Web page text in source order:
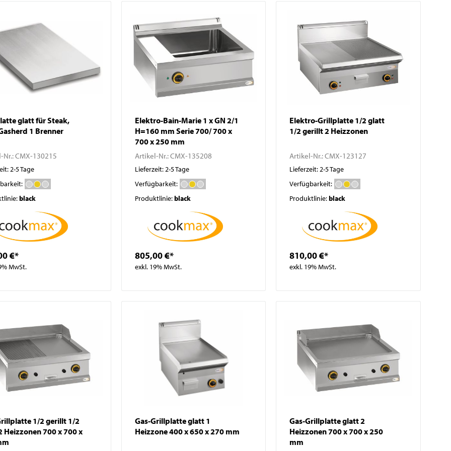
Kühlaufsatzvitrinen
Flaschenkühlschränke
Eisbereiter
GN-Behälter
Boxen
glatt für Steak,
1 Brenner
Nr.:CMX-130215
2-5 Tage
black
€*
MwSt.
Elektro-Bain-Marie 1 x GN 2/1
H=160 mm Serie 700/ 700 x
700 x 250 mm
Artikel-Nr.:CMX-135208
Lieferzeit: 2-5 Tage
Verfügbarkeit:
Produktlinie:black
805,00 €*
exkl. 19% MwSt.
Elektro-Grillplatte 1/2 glatt
1/2 gerillt 2 Heizzonen
Artikel-Nr.:CMX-123127
Lieferzeit: 2-5 Tage
Verfügbarkeit:
Produktlinie:black
810,00 €*
exkl. 19% MwSt.
1/2 gerillt 1/2
Heizzonen 700 x 700 x
Gas-Grillplatte glatt 1
Heizzone 400 x 650 x 270 mm
Gas-Grillplatte glatt 2
Heizzonen 700 x 700 x 250
mm